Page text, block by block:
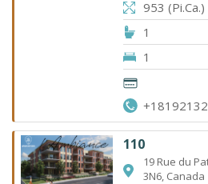
953 (Pi.Ca.)
1
1
110
19 Rue du
3N6, Canada